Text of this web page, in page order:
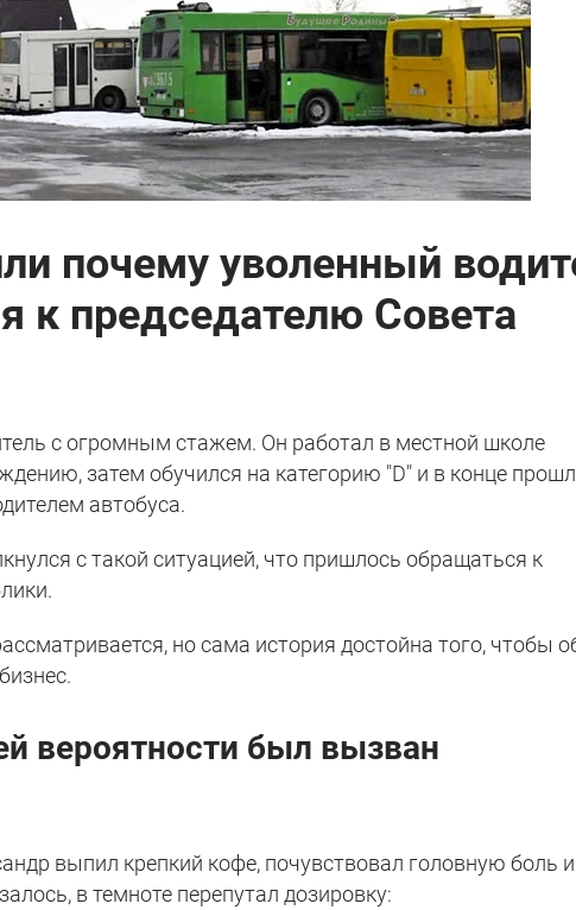
почему уволенный
к председателю Совета
с огромным стажем. Он работал в местной школе
затем обучился на категорию "D" и в конце
автобуса.
с такой ситуацией, что пришлось обращаться к
но сама история достойна того, чтобы
вероятности был вызван
выпил крепкий кофе, почувствовал головную боль и
в темноте перепутал дозировку: